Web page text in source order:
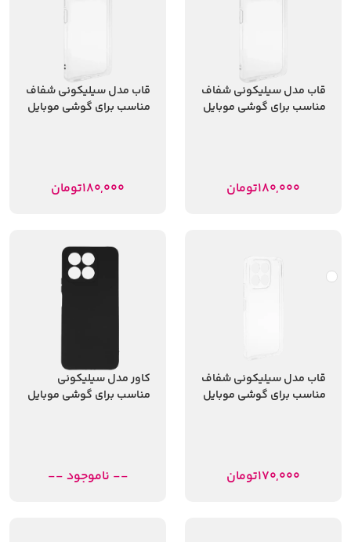
قاب مدل سیلیکونی شفاف
مناسب برای گوشی موبایل
180,000تومان
قاب مدل سیلیکونی شفاف
مناسب برای گوشی موبایل
180,000تومان
قاب مدل سیلیکونی شفاف
مناسب برای گوشی موبایل
170,000تومان
کاور مدل سیلیکونی
مناسب برای گوشی موبایل
-- ناموجود --